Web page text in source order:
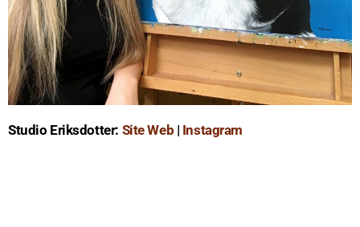
Studio Eriksdotter: Site Web | Instagram